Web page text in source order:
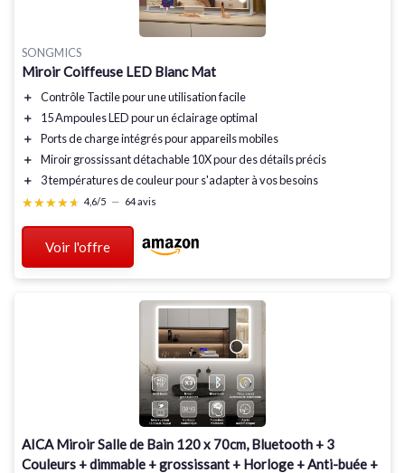
SONGMICS
Miroir Coiffeuse LED Blanc Mat
＋ Contrôle Tactilepour une utilisation facile
＋
15 Ampoules LEDpour un éclairage optimal
＋
Ports de charge intégrés pour appareils mobiles
＋
Miroir grossissant détachable 10X pour des détails précis
＋
3 températures de couleur pour s'adapter à vos besoins
★★★★★
★★★★★ 4,6/5 — 64 avis
Voir l'offre
AICA Miroir Salle de Bain 120 x 70cm, Bluetooth + 3
Couleurs + dimmable + grossissant + Horloge + Anti-buée +